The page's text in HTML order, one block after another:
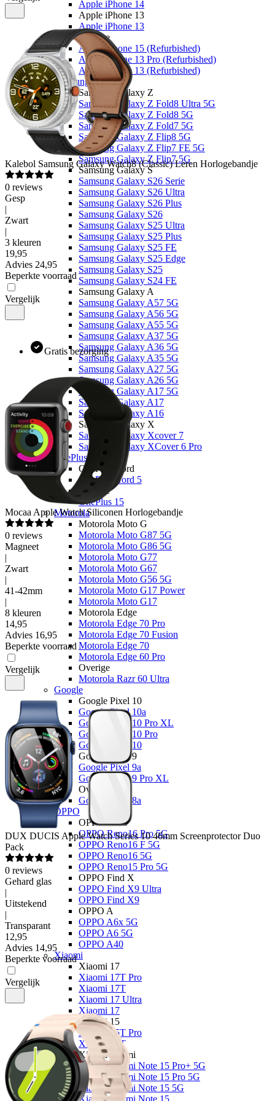
Apple iPhone 14
Apple iPhone 13
Apple iPhone 13
Overige
Apple iPhone 15 (Refurbished)
Apple iPhone 13 Pro (Refurbished)
Apple iPhone 13 (Refurbished)
Samsung
Samsung Galaxy Z
Samsung Galaxy Z Fold8 Ultra 5G
Samsung Galaxy Z Fold8 5G
Samsung Galaxy Z Fold7 5G
Samsung Galaxy Z Flip8 5G
Samsung Galaxy Z Flip7 FE 5G
Samsung Galaxy Z Flip7 5G
Samsung Galaxy S
Samsung Galaxy S26 Serie
Samsung Galaxy S26 Ultra
Samsung Galaxy S26 Plus
Samsung Galaxy S26
Samsung Galaxy S25 Ultra
Samsung Galaxy S25 Plus
Samsung Galaxy S25 FE
Samsung Galaxy S25 Edge
Samsung Galaxy S25
Samsung Galaxy S24 FE
Samsung Galaxy A
Samsung Galaxy A57 5G
Samsung Galaxy A56 5G
Samsung Galaxy A55 5G
Samsung Galaxy A37 5G
Samsung Galaxy A36 5G
Samsung Galaxy A35 5G
Samsung Galaxy A27 5G
Samsung Galaxy A26 5G
Samsung Galaxy A17 5G
Samsung Galaxy A17
Samsung Galaxy A16
Samsung Galaxy X
Samsung Galaxy Xcover 7
Samsung Galaxy XCover 6 Pro
OnePlus
OnePlus Nord
OnePlus Nord 5
Overige
OnePlus 15
Motorola
Motorola Moto G
Motorola Moto G87 5G
Motorola Moto G86 5G
Motorola Moto G77
Motorola Moto G67
Motorola Moto G56 5G
Motorola Moto G17 Power
Motorola Moto G17
Motorola Edge
Motorola Edge 70 Pro
Motorola Edge 70 Fusion
Motorola Edge 70
Motorola Edge 60 Pro
Overige
Motorola Razr 60 Ultra
Google
Google Pixel 10
Google Pixel 10a
Google Pixel 10 Pro XL
Google Pixel 10 Pro
Google Pixel 10
Google Pixel 9
Google Pixel 9a
Google Pixel 9 Pro XL
Overige
Google Pixel 8a
OPPO
OPPO Reno
OPPO Reno16 Pro 5G
OPPO Reno16 F 5G
OPPO Reno16 5G
OPPO Reno15 Pro 5G
OPPO Find X
OPPO Find X9 Ultra
OPPO Find X9
OPPO A
OPPO A6x 5G
OPPO A6 5G
OPPO A40
Xiaomi
Xiaomi 17
Xiaomi 17T Pro
Xiaomi 17T
Xiaomi 17 Ultra
Xiaomi 17
Xiaomi 15
Xiaomi 15T Pro
Xiaomi 15T
Xiaomi Redmi
Xiaomi Redmi Note 15 Pro+ 5G
Xiaomi Redmi Note 15 Pro 5G
Xiaomi Redmi Note 15 5G
Xiaomi Redmi Note 15
Kalebol Samsung Galaxy Watch8 (Classic) Leren Horlogebandje
0 reviews
Gesp
|
Zwart
|
3 kleuren
19,95
Advies 24,95
Beperkte voorraad
Vergelijk
Gratis bezorging
Mocaa Apple Watch Siliconen Horlogebandje
0 reviews
Magneet
|
Zwart
|
41-42mm
|
8 kleuren
14,95
Advies 16,95
Beperkte voorraad
Vergelijk
DUX DUCIS Apple Watch Series 10 46mm Screenprotector Duo
Pack
0 reviews
Gehard glas
|
Uitstekend
|
Transparant
12,95
Advies 14,95
Beperkte voorraad
Vergelijk